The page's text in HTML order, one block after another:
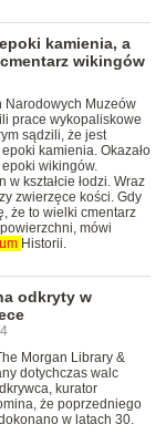
kamienia, a
wikingów
Narodowych Muzeów
prace wykopaliskowe
sądzili, że jest
kamienia. Okazało
wikingów.
kształcie łodzi. Wraz
zwierzęce kości. Gdy
że to wielki cmentarz
mówi
Historii.
odkryty w
Morgan Library &
dotychczas walc
kurator
że poprzedniego
w latach 30.